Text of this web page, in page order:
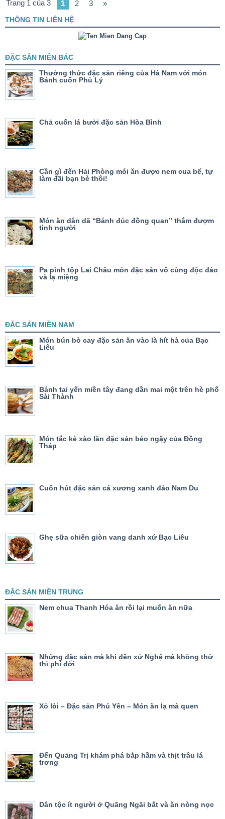
Trang 1 của 3 1 2 3 »
THÔNG TIN LIÊN HỆ
ĐẶC SẢN MIỀN BẮC
Thưởng thức đặc sản riêng của Hà Nam với món
Bánh cuốn Phủ Lý
Chả cuốn lá bưởi đặc sản Hòa Bình
Cần gì đến Hải Phòng mói ăn được nem cua bể, tự
làm đãi bạn bè thôi!
Món ăn dân dã “Bánh đúc đồng quan” thắm đượm
tình người
Pa pỉnh tộp Lai Châu món đặc sản vô cùng độc đáo
và lạ miệng
ĐẶC SẢN MIỀN NAM
Món bún bò cay đặc sản ăn vào là hít hà của Bạc
Liêu
Bánh tai yến miền tây đang dần mai một trên hè phố
Sài Thành
Món tắc kè xào lăn đặc sản béo ngậy của Đồng
Tháp
Cuốn hút đặc sản cá xương xanh đảo Nam Du
Ghẹ sữa chiên giòn vang danh xứ Bạc Liêu
ĐẶC SẢN MIỀN TRUNG
Nem chua Thanh Hóa ăn rồi lại muốn ăn nữa
Những đặc sản mà khi đến xứ Nghệ mà không thử
thì phí đời
Xỏ lòi – Đặc sản Phú Yên – Món ăn lạ mà quen
Đến Quảng Trị khám phá bắp hầm và thịt trâu lá
trơng
Dân tộc ít người ở Quãng Ngãi bắt và ăn nòng nọc